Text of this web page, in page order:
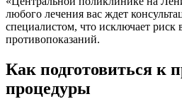
любого лечения вас ждет
специалистом, что исключает риск
противопоказаний.
Как подготовиться к
процедуры